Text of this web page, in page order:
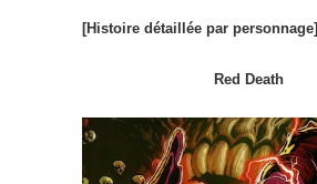
[Histoire détaillée par personnage]
Red Death